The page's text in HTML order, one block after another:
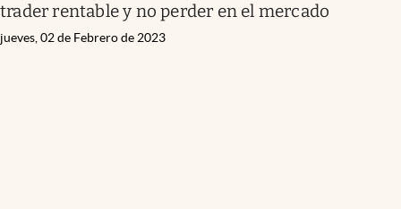
trader rentable y no perder en el mercado
jueves, 02 de Febrero de 2023